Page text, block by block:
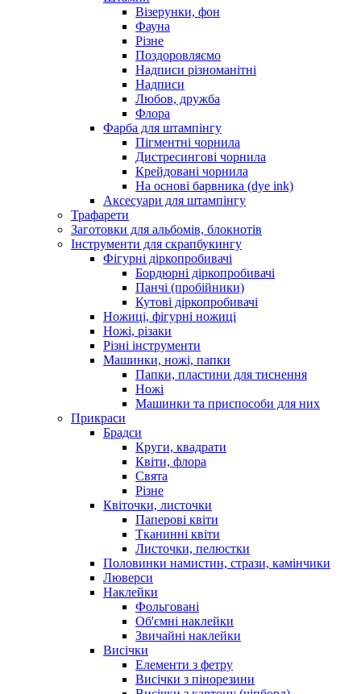
Візерунки, фон
Фауна
Різне
Поздоровляємо
Надписи різноманітні
Надписи
Любов, дружба
Флора
Фарба для штампінгу
Пігментні чорнила
Дистресингові чорнила
Крейдовані чорнила
На основі барвника (dye ink)
Аксесуари для штампінгу
Трафарети
Заготовки для альбомів, блокнотів
Інструменти для скрапбукингу
Фігурні діркопробивачі
Бордюрні діркопробивачі
Панчі (пробійники)
Кутові діркопробивачі
Ножиці, фігурні ножиці
Ножі, різаки
Різні інструменти
Машинки, ножі, папки
Папки, пластини для тиснення
Ножі
Машинки та приспособи для них
Прикраси
Брадси
Круги, квадрати
Квіти, флора
Свята
Різне
Квіточки, листочки
Паперові квіти
Тканинні квіти
Листочки, пелюстки
Половинки намистин, стрази, камінчики
Люверси
Наклейки
Фольговані
Об'ємні наклейки
Звичайні наклейки
Висічки
Елементи з фетру
Висічки з пінорезини